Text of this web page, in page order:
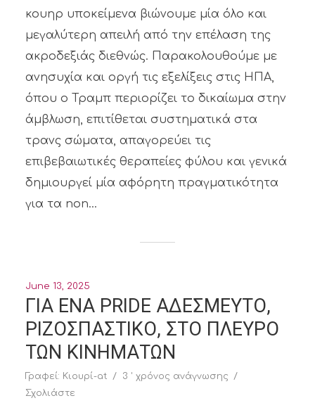
κουηρ υποκείμενα βιώνουμε μία όλο και
μεγαλύτερη απειλή από την επέλαση της
ακροδεξιάς διεθνώς. Παρακολουθούμε με
ανησυχία και οργή τις εξελίξεις στις ΗΠΑ,
όπου ο Τραμπ περιορίζει το δικαίωμα στην
άμβλωση, επιτίθεται συστηματικά στα
τρανς σώματα, απαγορεύει τις
επιβεβαιωτικές θεραπείες φύλου και γενικά
δημιουργεί μία αφόρητη πραγματικότητα
για τα non...
June 13, 2025
ΓΙΑ ΕΝΑ PRIDE ΑΔΕΣΜΕΥΤΟ,
ΡΙΖΟΣΠΑΣΤΙΚΟ, ΣΤΟ ΠΛΕΥΡΟ
ΤΩΝ ΚΙΝΗΜΑΤΩΝ
Γραφεί: Κιουρί-at
3 ' χρόνος ανάγνωσης
Σχολιάστε